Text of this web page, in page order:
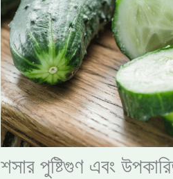
শসার পুষ্টিগুণ এবং